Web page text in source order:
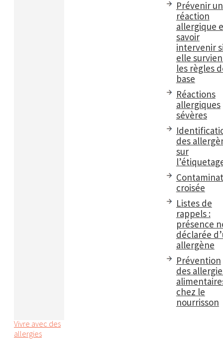
Prévenir
réaction
allergique
savoir
intervenir
elle
les règles
base
Réactions
allergiques
sévères
des
sur
croisée
Listes de
rappels :
présence
déclarée
allergène
Prévention
des
chez le
nourrisson
Vivre avec des
allergies